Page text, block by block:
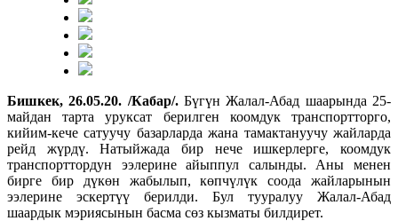
Бишкек, 26.05.20. /Кабар/. Бүгүн Жалал-Абад шаарында 25-
майдан тарта уруксат берилген коомдук транспортторго,
кийим-кече сатуучу базарларда жана тамактануучу жайларда
рейд жүрдү. Натыйжада бир нече ишкерлерге, коомдук
транспорттордун ээлерине айыппул салынды. Аны менен
бирге бир дүкөн жабылып, көпчүлүк соода жайларынын
ээлерине эскертүү берилди. Бул тууралуу Жалал-Абад
шаардык мэриясынын басма сөз кызматы билдирет.